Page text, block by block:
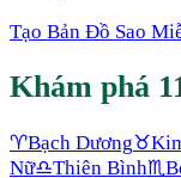
Tạo Bản Đồ Sao
Khám phá
♈Bạch Dương♉
Nữ♎Thiên Bình♏